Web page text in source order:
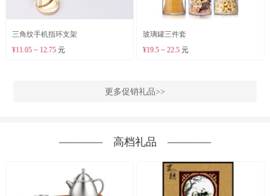
三角纹手机指环支架
¥11.05 ~ 12.75元
玻璃罐三件套
¥19.5 ~ 22.5 元
更多促销礼品>>
―――― 高档礼品 ――――